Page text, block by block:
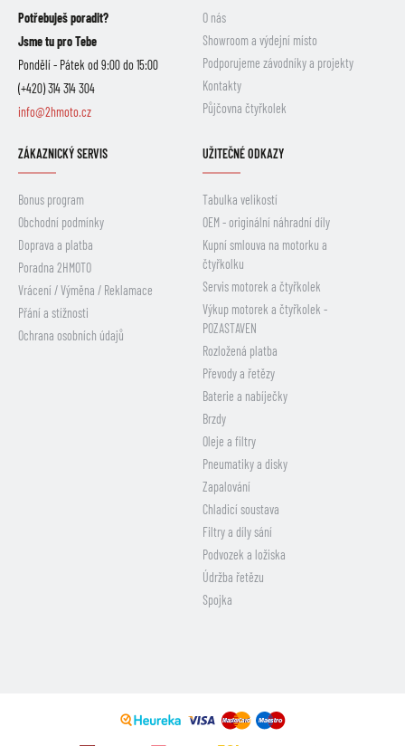
Potřebuješ poradit?
Jsme tu pro Tebe
Pondělí - Pátek od 9:00 do 15:00
(+420) 314 314 304
info@2hmoto.cz
O nás
Showroom a výdejní místo
Podporujeme závodníky a projekty
Kontakty
Půjčovna čtyřkolek
ZÁKAZNICKÝ SERVIS
Bonus program
Obchodní podmínky
Doprava a platba
Poradna 2HMOTO
Vrácení / Výměna / Reklamace
Přání a stížnosti
Ochrana osobních údajů
UŽITEČNÉ ODKAZY
Tabulka velikostí
OEM - originální náhradní díly
Kupní smlouva na motorku a
čtyřkolku
Servis motorek a čtyřkolek
Výkup motorek a čtyřkolek -
POZASTAVEN
Rozložená platba
Převody a řetězy
Baterie a nabíječky
Brzdy
Oleje a filtry
Pneumatiky a disky
Zapalování
Chladicí soustava
Filtry a díly sání
Podvozek a ložiska
Údržba řetězu
Spojka